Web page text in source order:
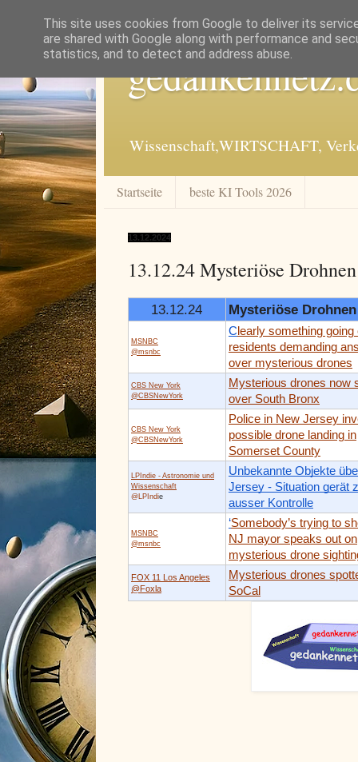
Wissenschaft,WIRTSCHAFT,
Startseite beste KI Tools 2026
13.12.2024
13.12.24 Mysteriöse Drohnen
13.12.24 Mysteriöse Drohnen
MSNBC
@msnbc
C learly something going
residents demanding
over mysterious drones
CBS New York
@CBSNewYork
Mysterious drones now
over South Bronx
CBS New York
@CBSNewYork
Police in New Jersey
possible drone landing in
Somerset County
LPIndie - Astronomie und
Wissenschaft
@LPIndie
Unbekannte Objekte
Jersey - Situation gerät
ausser Kontrolle
MSNBC
@msnbc
‘Somebody’s trying to
NJ mayor speaks out on
mysterious drone
FOX 11 Los Angeles
@Foxla
Mysterious drones
SoCal
This site uses cookies from Google to deliver its
are shared with Google along with performance and
statistics, and to detect and address abuse.